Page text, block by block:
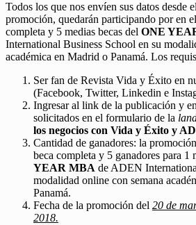
Todos los que nos envíen sus datos desde
promoción, quedarán participando por en
completa y 5 medias becas del ONE
International Business School en su
académica en Madrid o Panamá. Los
Ser fan de Revista Vida y Éxito en
(Facebook, Twitter, Linkedin e
Ingresar al link de la publicación y
solicitados en el formulario de la
los negocios con Vida y Éxito y
Cantidad de ganadores: la
beca completa y 5 ganadores para 1
YEAR MBA de ADEN
modalidad online con semana
Panamá.
Fecha de la promoción del 20 de
2018.